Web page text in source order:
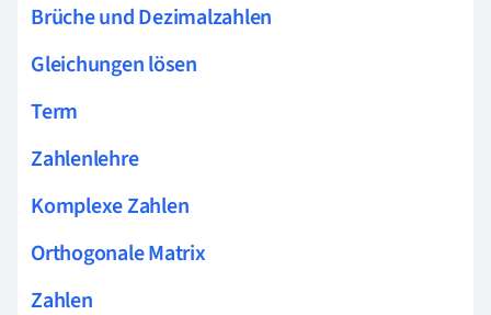
Brüche und Dezimalzahlen
Gleichungen lösen
Term
Zahlenlehre
Komplexe Zahlen
Orthogonale Matrix
Zahlen